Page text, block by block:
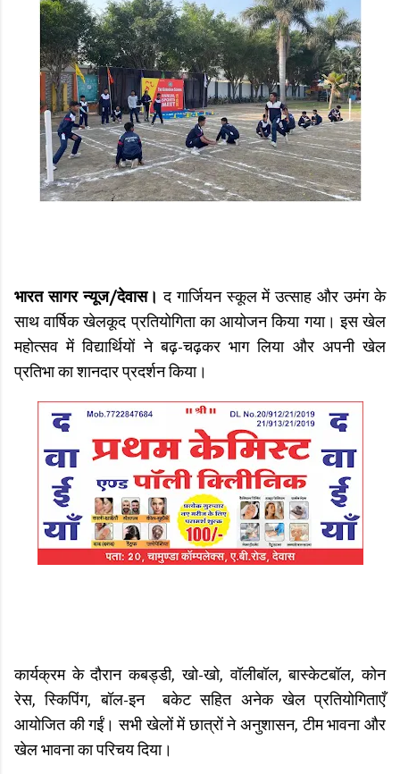
भारत सागर न्यूज/देवास। द गार्जियन स्कूल में उत्साह और उमंग के
साथ वार्षिक खेलकूद प्रतियोगिता का आयोजन किया गया। इस खेल
महोत्सव में विद्यार्थियों ने बढ़-चढ़कर भाग लिया और अपनी खेल
प्रतिभा का शानदार प्रदर्शन किया।
कार्यक्रम के दौरान कबड्डी, खो-खो, वॉलीबॉल, बास्केटबॉल, कोन
रेस, स्किपिंग, बॉल-इन बकेट सहित अनेक खेल प्रतियोगिताएँ
आयोजित की गईं। सभी खेलों में छात्रों ने अनुशासन, टीम भावना और
खेल भावना का परिचय दिया।